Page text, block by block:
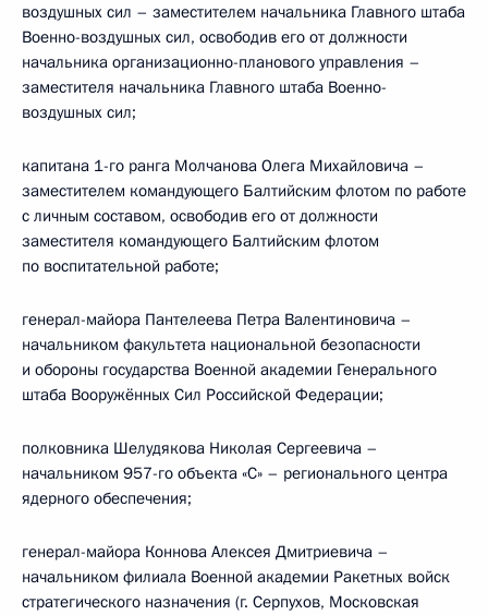
воздушных сил – заместителем начальника Главного штаба
Военно-воздушных сил, освободив его от должности
начальника организационно-планового управления –
заместителя начальника Главного штаба Военно-
воздушных сил;
капитана 1-го ранга Молчанова Олега Михайловича –
заместителем командующего Балтийским флотом по работе
с личным составом, освободив его от должности
заместителя командующего Балтийским флотом
по воспитательной работе;
генерал-майора Пантелеева Петра Валентиновича –
начальником факультета национальной безопасности
и обороны государства Военной академии Генерального
штаба Вооружённых Сил Российской Федерации;
полковника Шелудякова Николая Сергеевича –
начальником 957-го объекта «С» – регионального центра
ядерного обеспечения;
генерал-майора Коннова Алексея Дмитриевича –
начальником филиала Военной академии Ракетных войск
стратегического назначения (г. Серпухов, Московская